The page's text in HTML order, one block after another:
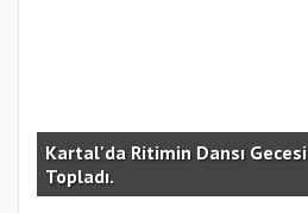
Kartal'da Ritimin Dansı
Topladı.